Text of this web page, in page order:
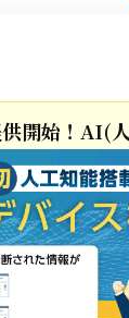
開始！AI(